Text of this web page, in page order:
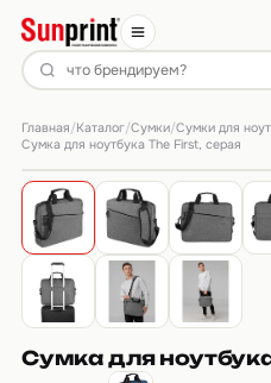
Главная/Каталог/Сумки/Сумки для
Сумка для ноутбука The First, серая
Сумка для